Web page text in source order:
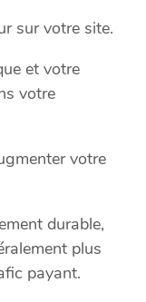
sur votre site.
et votre
votre
votre
durable,
plus
payant.